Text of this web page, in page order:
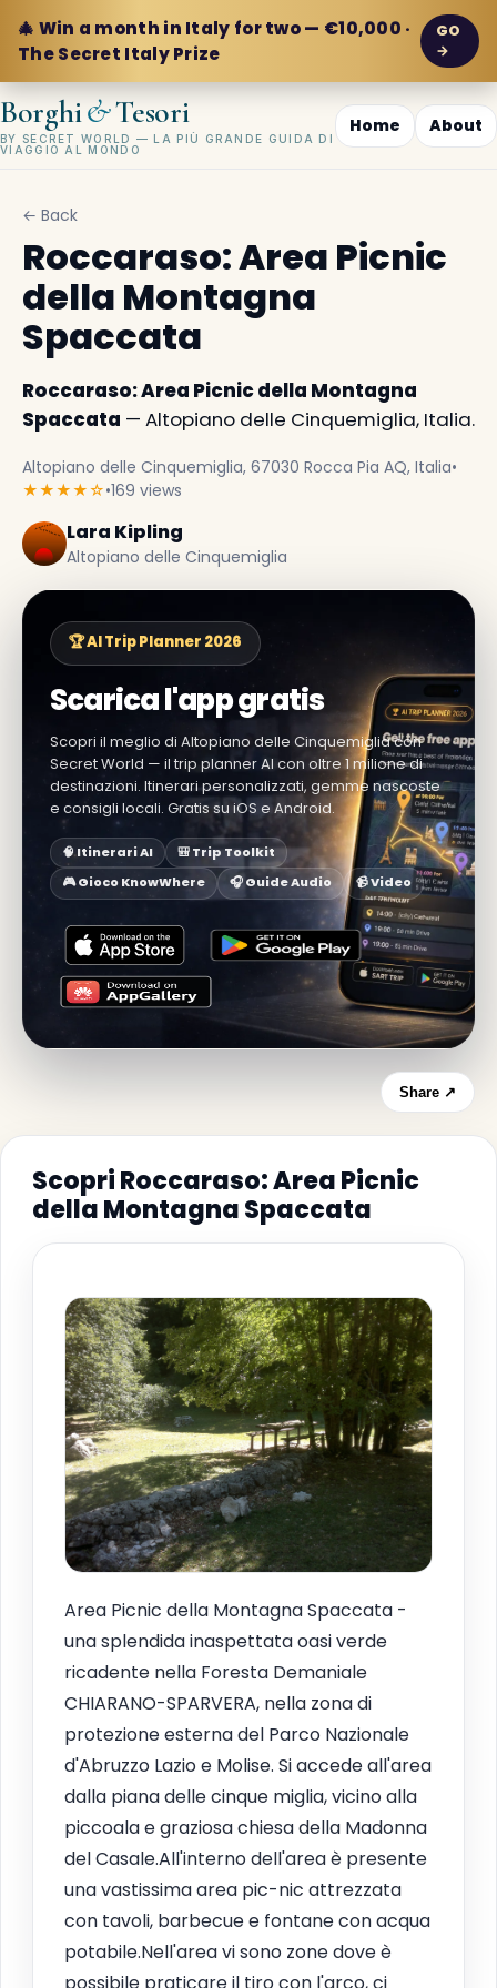
🎄 Win a month in Italy for two — €10,000 ·
The Secret Italy Prize
GO
→
Borghi&Tesori
BY SECRET WORLD — LA PIÙ GRANDE GUIDA DI
VIAGGIO AL MONDO
Home About
← Back
Roccaraso: Area Picnic
della Montagna
Spaccata
Roccaraso: Area Picnic della Montagna
Spaccata — Altopiano delle Cinquemiglia, Italia.
Altopiano delle Cinquemiglia, 67030 Rocca Pia AQ, Italia•
★★★★☆•169 views
Lara Kipling
Altopiano delle Cinquemiglia
🏆 AI Trip Planner 2026
Scarica l'app gratis
Scopri il meglio di Altopiano delle Cinquemiglia con
Secret World — il trip planner AI con oltre 1 milione di
destinazioni. Itinerari personalizzati, gemme nascoste
e consigli locali. Gratis su iOS e Android.
🧠 Itinerari AI
🎒 Trip Toolkit
🎮 Gioco KnowWhere
🎧 Guide Audio 📹 Video
Share ↗
Scopri Roccaraso: Area Picnic
della Montagna Spaccata
Area Picnic della Montagna Spaccata -
una splendida inaspettata oasi verde
ricadente nella Foresta Demaniale
CHIARANO-SPARVERA, nella zona di
protezione esterna del Parco Nazionale
d'Abruzzo Lazio e Molise. Si accede all'area
dalla piana delle cinque miglia, vicino alla
piccoala e graziosa chiesa della Madonna
del Casale.All'interno dell'area è presente
una vastissima area pic-nic attrezzata
con tavoli, barbecue e fontane con acqua
potabile.Nell'area vi sono zone dove è